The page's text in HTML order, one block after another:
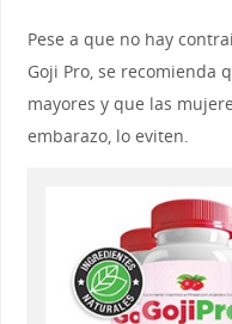
Pese a que no hay
Goji Pro, se recomienda
mayores y que las
embarazo, lo eviten.